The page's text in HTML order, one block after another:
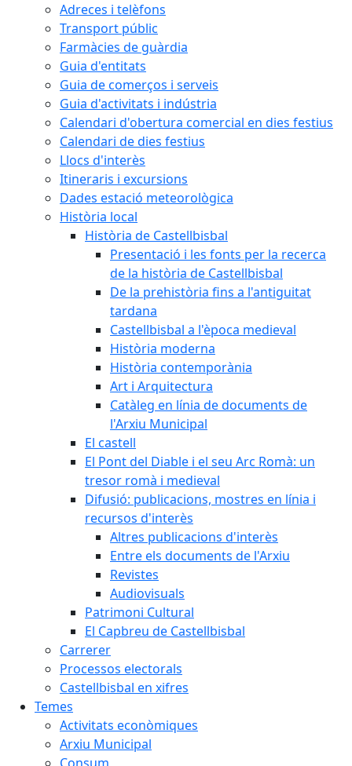
Adreces i telèfons
Transport públic
Farmàcies de guàrdia
Guia d'entitats
Guia de comerços i serveis
Guia d'activitats i indústria
Calendari d'obertura comercial en dies festius
Calendari de dies festius
Llocs d'interès
Itineraris i excursions
Dades estació meteorològica
Història local
Història de Castellbisbal
Presentació i les fonts per la recerca
de la història de Castellbisbal
De la prehistòria fins a l'antiguitat
tardana
Castellbisbal a l'època medieval
Història moderna
Història contemporània
Art i Arquitectura
Catàleg en línia de documents de
l'Arxiu Municipal
El castell
El Pont del Diable i el seu Arc Romà: un
tresor romà i medieval
Difusió: publicacions, mostres en línia i
recursos d'interès
Altres publicacions d'interès
Entre els documents de l'Arxiu
Revistes
Audiovisuals
Patrimoni Cultural
El Capbreu de Castellbisbal
Carrerer
Processos electorals
Castellbisbal en xifres
Temes
Activitats econòmiques
Arxiu Municipal